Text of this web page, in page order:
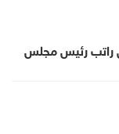
راتب رئيس مجلس